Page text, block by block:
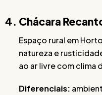
4. Chácara
Espaço rural em
natureza e
ao ar livre com clima
Diferenciais: